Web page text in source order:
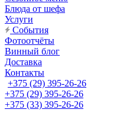
Блюда от шефа
Услуги
События
Фотоотчёты
Винный блог
Доставка
Контакты
+375 (29) 395-26-26
+375 (29) 395-26-26
+375 (33) 395-26-26